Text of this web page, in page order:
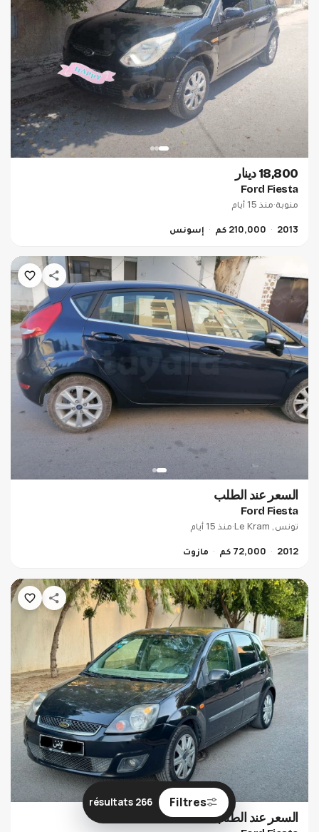
18,800 دينار
Ford Fiesta
منوبة·منذ 15 أيام
2013
210,000 كم إسونس
السعر عند الطلب
Ford Fiesta
تونس, Le Kram
·منذ 15 أيام
2012
72,000 كم مازوت
السعر عند الطلب
Filtres
266 résultats